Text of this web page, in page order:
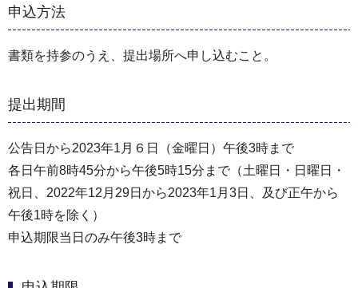
申込方法
書類を持参のうえ、提出場所へ申し込むこと。
提出期間
公告日から2023年1月６日（金曜日）午後3時まで
各日午前8時45分から午後5時15分まで（⼟曜日・⽇曜日・
祝⽇、2022年12⽉29⽇から2023年1⽉3⽇、及び正午から
午後1時を除く）
申込期限当日のみ午後3時まで